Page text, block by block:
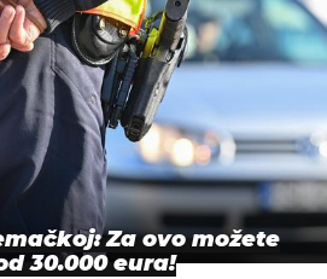
Za ovo možete
30.000 eura!